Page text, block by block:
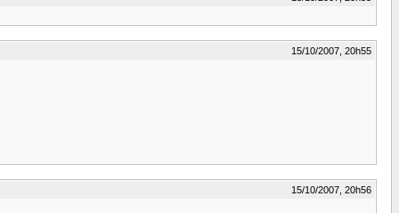
15/10/2007, 20h55
15/10/2007, 20h56